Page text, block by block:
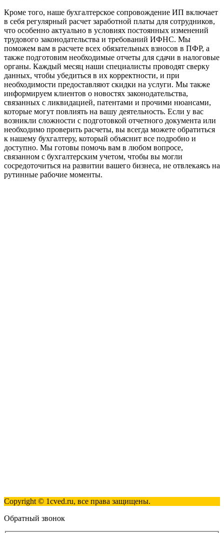
Кроме того, наше бухгалтерское сопровождение ИП включает
в себя регулярный расчет заработной платы для сотрудников,
что особенно актуально в условиях постоянных изменений
трудового законодательства и требований ИФНС. Мы
поможем вам в расчете всех обязательных взносов в ПФР, а
также подготовим необходимые отчеты для сдачи в налоговые
органы. Каждый месяц наши специалисты проводят сверку
данных, чтобы убедиться в их корректности, и при
необходимости предоставляют скидки на услуги. Мы также
информируем клиентов о новостях законодательства,
связанных с ликвидацией, патентами и прочими нюансами,
которые могут повлиять на вашу деятельность. Если у вас
возникли сложности с подготовкой отчетного документа или
необходимо проверить расчеты, вы всегда можете обратиться
к нашему бухгалтеру, который объяснит все подробно и
доступно. Мы готовы помочь вам в любом вопросе,
связанном с бухгалтерским учетом, чтобы вы могли
сосредоточиться на развитии вашего бизнеса, не отвлекаясь на
рутинные рабочие моменты.
Copyright © 1cved.ru, все права защищены.
Обратный звонок